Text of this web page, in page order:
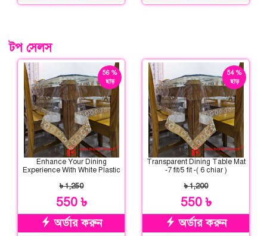
টপ সেলস
56 %
ছাড়
Enhance Your Dining
Experience With White Plastic
৳ 1,250
550 ৳
অর্ডার করুন
54 %
ছাড়
Transparent Dining Table Mat
-7 fit/5 fit -( 6 chiar )
৳ 1,200
550 ৳
অর্ডার করুন